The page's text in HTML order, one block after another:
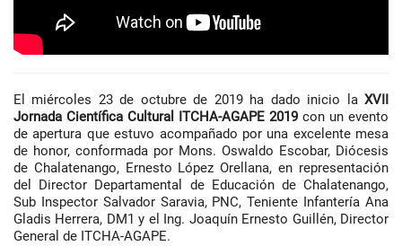
El miércoles 23 de octubre de 2019 ha dado inicio la XVII
Jornada Científica Cultural ITCHA-AGAPE 2019 con un evento
de apertura que estuvo acompañado por una excelente mesa
de honor, conformada por Mons. Oswaldo Escobar, Diócesis
de Chalatenango, Ernesto López Orellana, en representación
del Director Departamental de Educación de Chalatenango,
Sub Inspector Salvador Saravia, PNC, Teniente Infantería Ana
Gladis Herrera, DM1 y el Ing. Joaquín Ernesto Guillén, Director
General de ITCHA-AGAPE.